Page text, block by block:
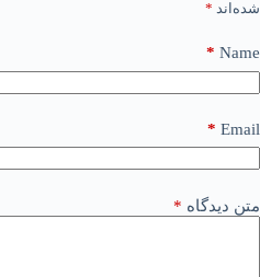
شده‌اند *
Name
*
Email
*
متن دیدگاه *